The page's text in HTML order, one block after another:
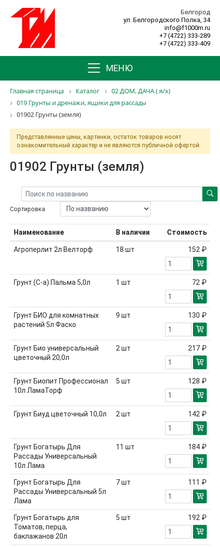
Белгород
ул. Белгородского Полка, 34
info@f1000m.ru
+7 (4722) 333-289
+7 (4722) 333-409
МЕНЮ
Главная страница Каталог
02 ДОМ, ДАЧА ( я/х)
019 Грунты и дренажи, ящики для рассады
01902 Грунты (земля)
Представленные цены, картинки, остаток товаров носят
ознакомительный характер и не являются публичной офертой.
01902 Грунты (земля)
Сортировка
Наименование В наличии Стоимость
Агроперлит 2л Велторф 18 шт 152 ₽
Грунт (С-а) Пальма 5,0л 1 шт 72 ₽
Грунт БИО для комнатных
растений 5л Фаско
9 шт 130 ₽
Грунт Био универсальный
цветочный 20,0л
2 шт 217 ₽
Грунт Биопит Профессионал
10л ЛамаТорф
5 шт 128 ₽
Грунт Биуд цветочный 10,0л 2 шт 142 ₽
Грунт Богатырь Для
Рассады Универсальный
10л Лама
11 шт 184 ₽
Грунт Богатырь Для
Рассады Универсальный 5л
Лама
7шт 111 ₽
Грунт Богатырь для
Томатов, перца,
баклажанов 20л
5 шт 192 ₽